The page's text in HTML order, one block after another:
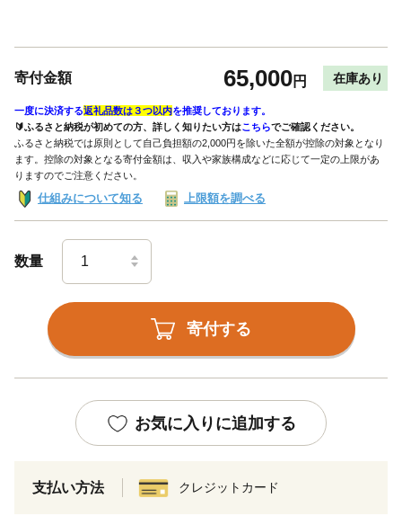
寄付金額 65,000円 在庫あり
一度に決済する返礼品数は３つ以内を推奨しております。
🔰ふるさと納税が初めての方、詳しく知りたい方はこちらでご確認ください。
ふるさと納税では原則として自己負担額の2,000円を除いた全額が控除の対象となり
ます。控除の対象となる寄付金額は、収入や家族構成などに応じて一定の上限があ
りますのでご注意ください。
仕組みについて知る 上限額を調べる
数量
寄付する
お気に入りに追加する
支払い方法 クレジットカード